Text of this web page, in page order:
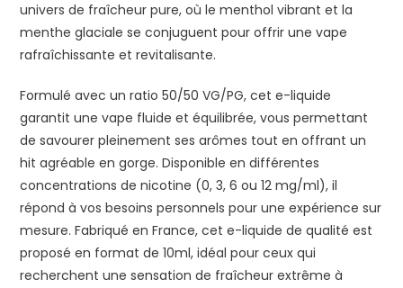
univers de fraîcheur pure, où le menthol vibrant et la
menthe glaciale se conjuguent pour offrir une vape
rafraîchissante et revitalisante.
Formulé avec un ratio 50/50 VG/PG, cet e-liquide
garantit une vape fluide et équilibrée, vous permettant
de savourer pleinement ses arômes tout en offrant un
hit agréable en gorge. Disponible en différentes
concentrations de nicotine (0, 3, 6 ou 12 mg/ml), il
répond à vos besoins personnels pour une expérience sur
mesure. Fabriqué en France, cet e-liquide de qualité est
proposé en format de 10ml, idéal pour ceux qui
recherchent une sensation de fraîcheur extrême à